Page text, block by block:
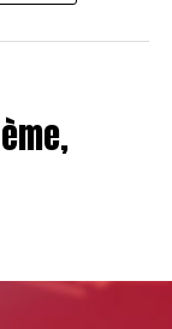
se décident pas !